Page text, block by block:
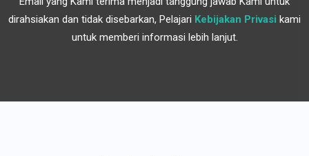
dirahsiakan dan tidak disebarkan, Pelajari Kebijakan Privasi kami
untuk memberi informasi lebih lanjut.